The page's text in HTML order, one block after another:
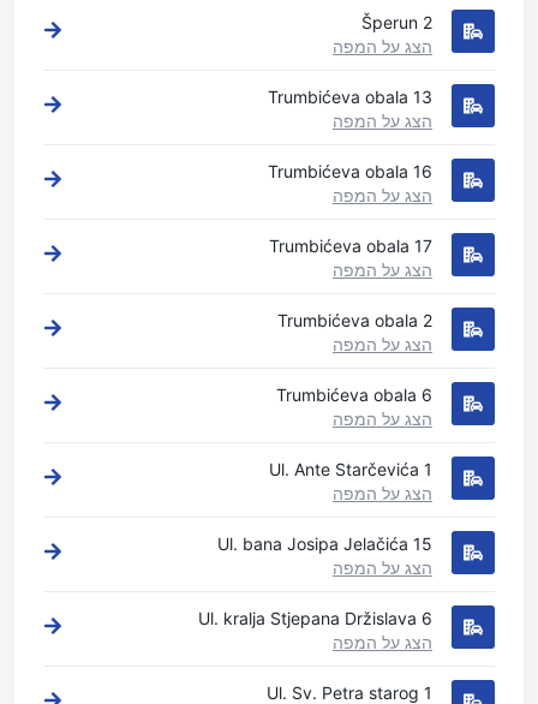
Šperun 2
הצג על המפה
Trumbićeva obala 13
הצג על המפה
Trumbićeva obala 16
הצג על המפה
Trumbićeva obala 17
הצג על המפה
Trumbićeva obala 2
הצג על המפה
Trumbićeva obala 6
הצג על המפה
Ul. Ante Starčevića 1
הצג על המפה
Ul. bana Josipa Jelačića 15
הצג על המפה
Ul. kralja Stjepana Držislava 6
הצג על המפה
Ul. Sv. Petra starog 1